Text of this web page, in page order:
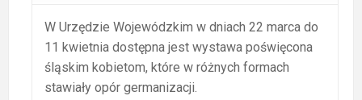
W Urzędzie Wojewódzkim w dniach 22 marca do
11 kwietnia dostępna jest wystawa poświęcona
śląskim kobietom, które w różnych formach
stawiały opór germanizacji.